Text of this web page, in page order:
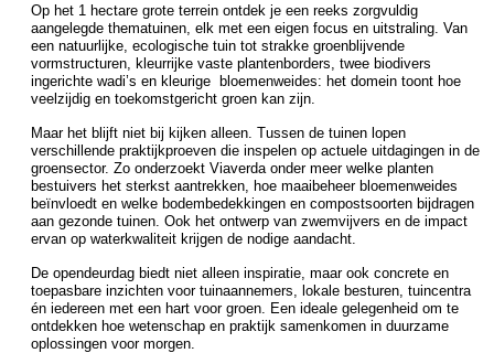
Op het 1 hectare grote terrein ontdek je een reeks zorgvuldig
aangelegde thematuinen, elk met een eigen focus en uitstraling. Van
een natuurlijke, ecologische tuin tot strakke groenblijvende
vormstructuren, kleurrijke vaste plantenborders, twee biodivers
ingerichte wadi’s en kleurige bloemenweides: het domein toont hoe
veelzijdig en toekomstgericht groen kan zijn.
Maar het blijft niet bij kijken alleen. Tussen de tuinen lopen
verschillende praktijkproeven die inspelen op actuele uitdagingen in de
groensector. Zo onderzoekt Viaverda onder meer welke planten
bestuivers het sterkst aantrekken, hoe maaibeheer bloemenweides
beïnvloedt en welke bodembedekkingen en compostsoorten bijdragen
aan gezonde tuinen. Ook het ontwerp van zwemvijvers en de impact
ervan op waterkwaliteit krijgen de nodige aandacht.
De opendeurdag biedt niet alleen inspiratie, maar ook concrete en
toepasbare inzichten voor tuinaannemers, lokale besturen, tuincentra
én iedereen met een hart voor groen. Een ideale gelegenheid om te
ontdekken hoe wetenschap en praktijk samenkomen in duurzame
oplossingen voor morgen.